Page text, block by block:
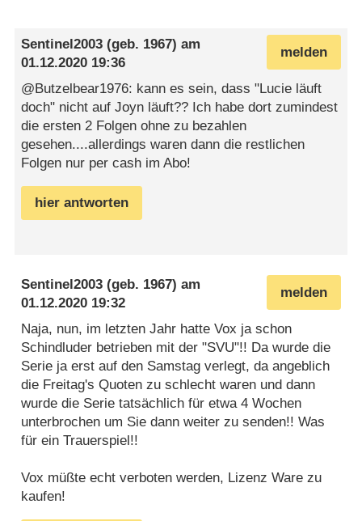
melden
Sentinel2003 (geb. 1967) am
01.12.2020 19:36
@Butzelbear1976: kann es sein, dass "Lucie läuft
doch" nicht auf Joyn läuft?? Ich habe dort zumindest
die ersten 2 Folgen ohne zu bezahlen
gesehen....allerdings waren dann die restlichen
Folgen nur per cash im Abo!
hier antworten
melden
Sentinel2003 (geb. 1967) am
01.12.2020 19:32
Naja, nun, im letzten Jahr hatte Vox ja schon
Schindluder betrieben mit der "SVU"!! Da wurde die
Serie ja erst auf den Samstag verlegt, da angeblich
die Freitag's Quoten zu schlecht waren und dann
wurde die Serie tatsächlich für etwa 4 Wochen
unterbrochen um Sie dann weiter zu senden!! Was
für ein Trauerspiel!!
Vox müßte echt verboten werden, Lizenz Ware zu
kaufen!